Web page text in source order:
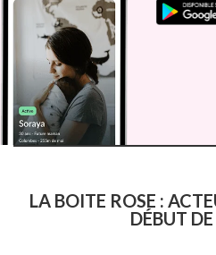
LA BOITE ROSE :
DÉBUT